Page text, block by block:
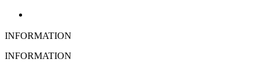
INFORMATION
INFORMATION